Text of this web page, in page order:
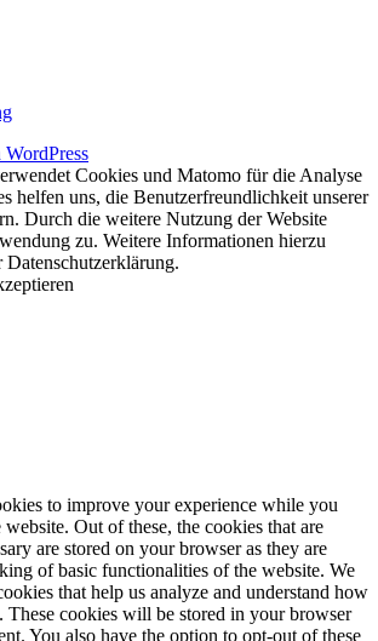
Cookies und Matomo für die Analyse
helfen uns, die Benutzerfreundlichkeit unserer
Durch die weitere Nutzung der Website
zu. Weitere Informationen hierzu
to improve your experience while you
Out of these, the cookies that are
are stored on your browser as they are
of basic functionalities of the website. We
that help us analyze and understand how
These cookies will be stored in your browser
You also have the option to opt-out of these